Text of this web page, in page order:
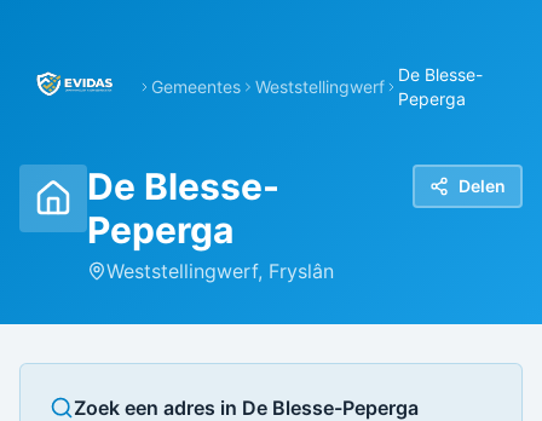
Gemeentes Weststellingwerf
De Blesse-
Peperga
De Blesse-
Peperga
Weststellingwerf, Fryslân
Delen
Zoek een adres in De Blesse-Peperga